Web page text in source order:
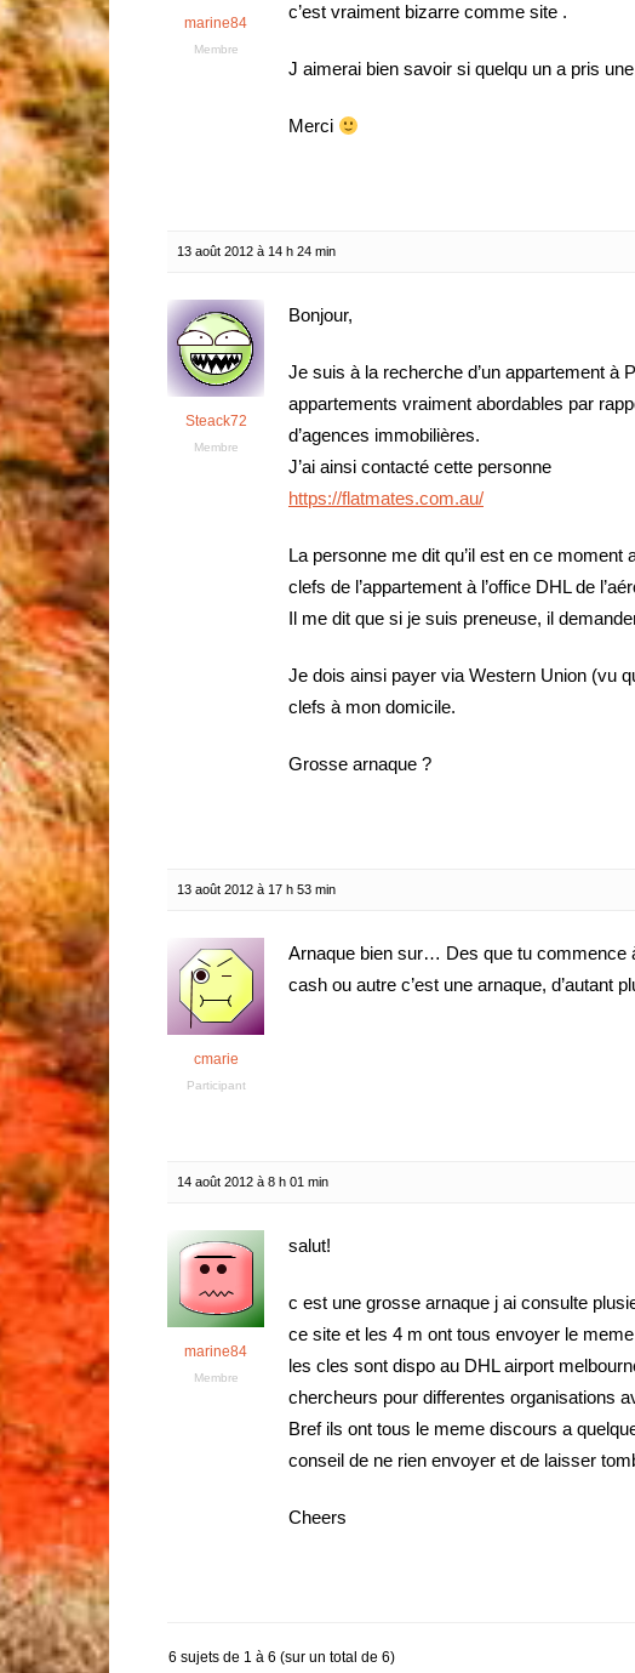
marine84
Membre
c’est vraiment bizarre comme site .
J aimerai bien savoir si quelqu un a pris
Merci
13 août 2012 à 14 h 24 min
Steack72
Membre
Bonjour,
Je suis à la recherche d’un appartement à
appartements vraiment abordables par
d’agences immobilières.
J’ai ainsi contacté cette personne
https://flatmates.com.au/
La personne me dit qu’il est en ce
clefs de l’appartement à l’office DHL de
Il me dit que si je suis preneuse, il
Je dois ainsi payer via Western Union (vu
clefs à mon domicile.
Grosse arnaque ?
13 août 2012 à 17 h 53 min
cmarie
Participant
Arnaque bien sur… Des que tu commence
cash ou autre c’est une arnaque, d’autant
14 août 2012 à 8 h 01 min
marine84
Membre
salut!
c est une grosse arnaque j ai consulte
ce site et les 4 m ont tous envoyer le
les cles sont dispo au DHL airport
chercheurs pour differentes organisations
Bref ils ont tous le meme discours a
conseil de ne rien envoyer et de laisser
Cheers
6 sujets de 1 à 6 (sur un total de 6)